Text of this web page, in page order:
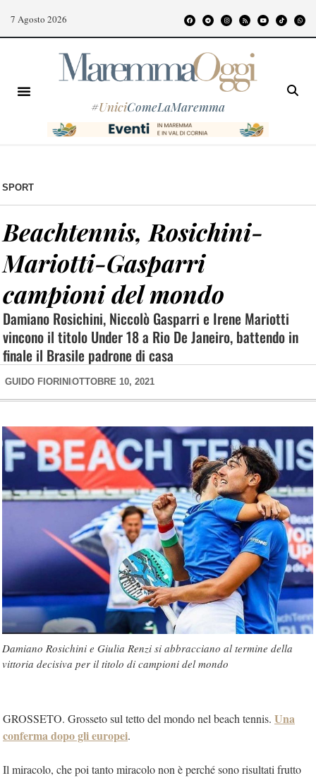
7 Agosto 2026
#UniciComeLaMaremma
SPORT
Beachtennis, Rosichini-
Mariotti-Gasparri
campioni del mondo
Damiano Rosichini, Niccolò Gasparri e Irene Mariotti
vincono il titolo Under 18 a Rio De Janeiro, battendo in
finale il Brasile padrone di casa
GUIDO FIORINI OTTOBRE 10, 2021
Damiano Rosichini e Giulia Renzi si abbracciano al termine della
vittoria decisiva per il titolo di campioni del mondo
GROSSETO. Grosseto sul tetto del mondo nel beach tennis. Una
conferma dopo gli europei.
Il miracolo, che poi tanto miracolo non è perché sono risultati frutto